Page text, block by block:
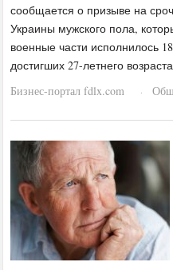
сообщается о призыве на
Украины мужского пола,
военные части исполнилось
достигших 27-летнего
Бизнес-портал fdlx.com
·